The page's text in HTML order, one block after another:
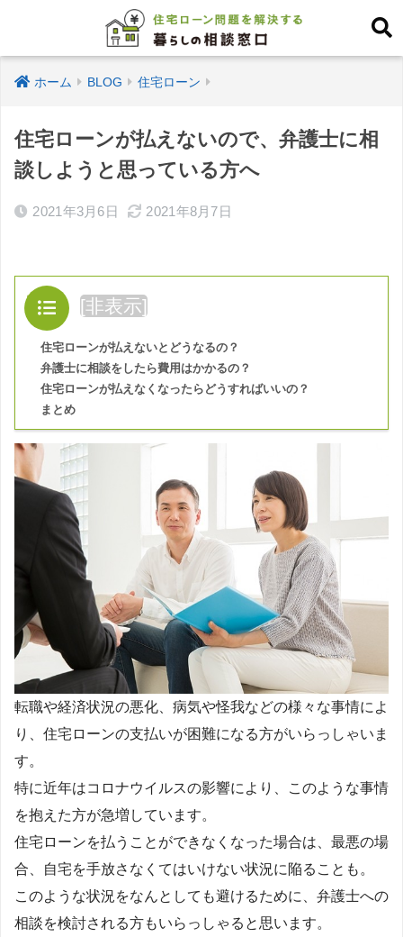
ホーム BLOG 住宅ローン
住宅ローンが払えないので、弁護士に相
談しようと思っている方へ
2021年3月6日 2021年8月7日
目次 [非表示]
住宅ローンが払えないとどうなるの？
弁護士に相談をしたら費用はかかるの？
住宅ローンが払えなくなったらどうすればいいの？
まとめ
転職や経済状況の悪化、病気や怪我などの様々な事情によ
り、住宅ローンの支払いが困難になる方がいらっしゃいま
す。
特に近年はコロナウイルスの影響により、このような事情
を抱えた方が急増しています。
住宅ローンを払うことができなくなった場合は、最悪の場
合、自宅を手放さなくてはいけない状況に陥ることも。
このような状況をなんとしても避けるために、弁護士への
相談を検討される方もいらっしゃると思います。